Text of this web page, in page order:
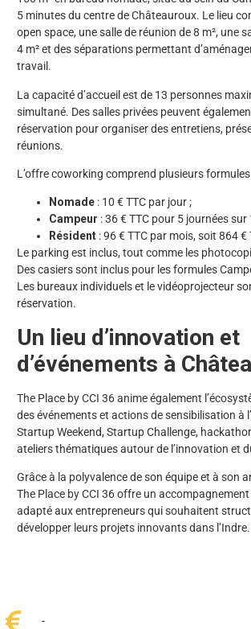
5 minutes du centre de Châteauroux. Le lieu
open space, une salle de réunion de 8 m², une
4 m² et des séparations permettant
travail.
La capacité d’accueil est de 13 personnes
simultané. Des salles privées peuvent
réservation pour organiser des entretiens,
réunions.
L’offre coworking comprend plusieurs formules
Nomade : 10 € TTC par jour ;
Campeur : 36 € TTC pour 5 journées sur
Résident : 96 € TTC par mois, soit 864 €
Le parking est inclus, tout comme les
Des casiers sont inclus pour les formules
Les bureaux individuels et le vidéoprojecteur
réservation.
Un lieu d’innovation et
d’événements à
The Place by CCI 36 anime également
des événements et actions de sensibilisation à
Startup Weekend, Startup Challenge,
ateliers thématiques autour de l’innovation et
Grâce à la polyvalence de son équipe et à son
The Place by CCI 36 offre un
adapté aux entrepreneurs qui souhaitent
développer leurs projets innovants dans l’Indre.
-